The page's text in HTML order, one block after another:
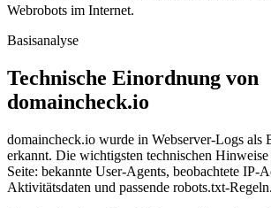
Webrobots im Internet.
Basisanalyse
Technische Einordnung von
domaincheck.io
domaincheck.io wurde in Webserver-Logs als
erkannt. Die wichtigsten technischen
Seite: bekannte User-Agents, beobachtete IP-
Aktivitätsdaten und passende robots.txt-Regeln.